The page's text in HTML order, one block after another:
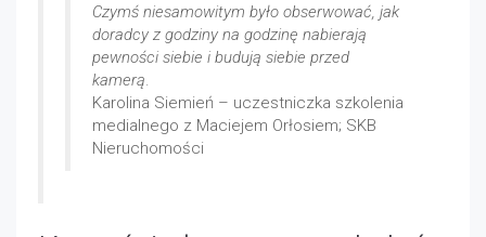
Czymś niesamowitym było obserwować, jak
doradcy z godziny na godzinę nabierają
pewności siebie i budują siebie przed
kamerą.
Karolina Siemień – uczestniczka szkolenia
medialnego z Maciejem Orłosiem; SKB
Nieruchomości